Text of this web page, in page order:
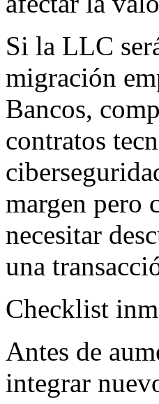
Si la LLC
migración
Bancos,
contratos
margen pero
necesitar
una
Checklist
Antes de
integrar